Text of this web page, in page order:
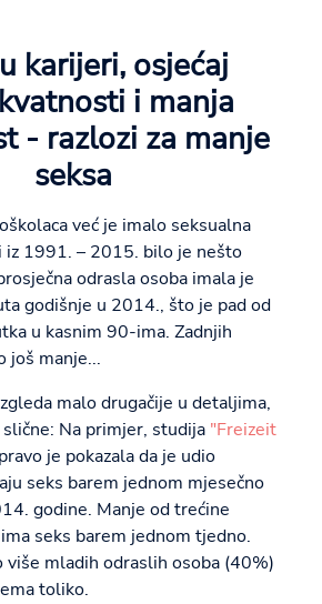
karijeri, osjećaj
i manja
- razlozi za manje
seksa
već je imalo seksualna
iz 1991. – 2015. bilo je nešto
odrasla osoba imala je
godišnje u 2014., što je pad od
u kasnim 90-ima. Zadnjih
još manje...
malo drugačije u detaljima,
Na primjer, studija "Freizeit
je pokazala da je udio
seks barem jednom mjesečno
godine. Manje od trećine
seks barem jednom tjedno.
više mladih odraslih osoba (40%)
toliko.